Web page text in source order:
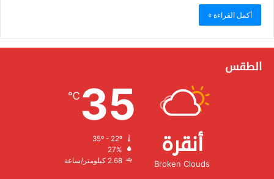
أكمل القراءة »
الطقس
أنقرة
Broken Clouds
35
℃
الرطوبة:
الرياح: